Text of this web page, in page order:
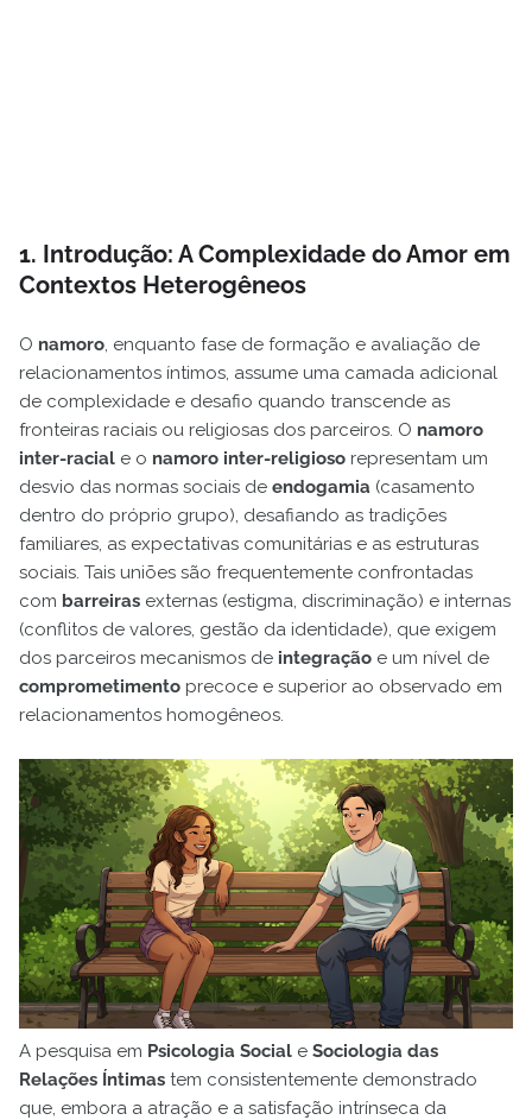
1. Introdução: A Complexidade do Amor em
Contextos Heterogêneos
O namoro, enquanto fase de formação e avaliação de
relacionamentos íntimos, assume uma camada adicional
de complexidade e desafio quando transcende as
fronteiras raciais ou religiosas dos parceiros. O namoro
inter-racial e o namoro inter-religioso representam um
desvio das normas sociais de endogamia (casamento
dentro do próprio grupo), desafiando as tradições
familiares, as expectativas comunitárias e as estruturas
sociais. Tais uniões são frequentemente confrontadas
com barreiras externas (estigma, discriminação) e internas
(conflitos de valores, gestão da identidade), que exigem
dos parceiros mecanismos de integração e um nível de
comprometimento precoce e superior ao observado em
relacionamentos homogêneos.
A pesquisa em Psicologia Social e Sociologia das
Relações Íntimas tem consistentemente demonstrado
que, embora a atração e a satisfação intrínseca da